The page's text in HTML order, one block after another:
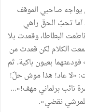
يواجه صاحبي الموقف
تحبّ الحقّ راهي
البطاطا، وقعدت بلا
الكلام لكن قعدت من
فودعتهما بعيون باكية. ثم
«لا عاد! هذا موش حلّ!
نائب برلماني مهف!»...
نقضي».